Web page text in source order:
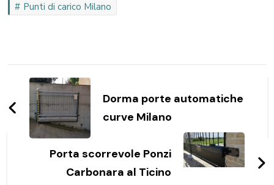
Punti di carico Milano
Navigazione
articoli
Dorma porte automatiche
curve Milano
Porta scorrevole Ponzi
Carbonara al Ticino